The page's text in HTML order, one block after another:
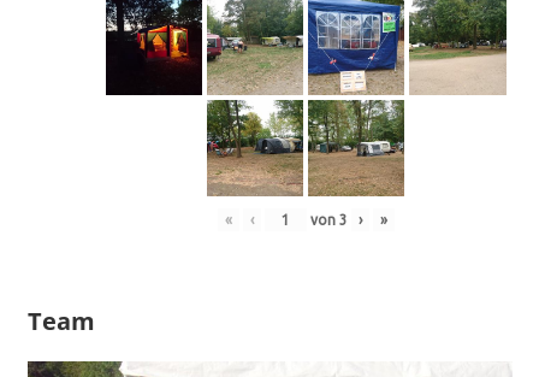
« ‹ von 3 › »
Team